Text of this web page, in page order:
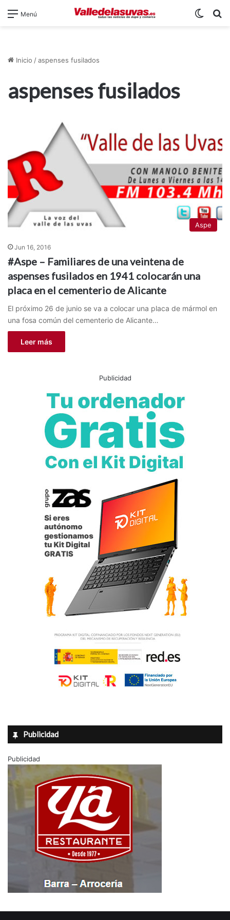
Menú
Inicio /aspenses fusilados
aspenses fusilados
Aspe
Jun 16, 2016
#Aspe – Familiares de una veintena de
aspenses fusilados en 1941 colocarán una
placa en el cementerio de Alicante
El próximo 26 de junio se va a colocar una placa de mármol en
una fosa común del cementerio de Alicante…
Leer más
Publicidad
Publicidad
Publicidad